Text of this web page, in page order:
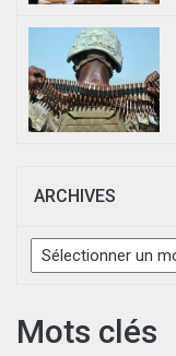
ARCHIVES
Archives
Mots clés